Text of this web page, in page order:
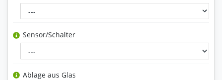
Sensor/Schalter
Ablage aus Glas